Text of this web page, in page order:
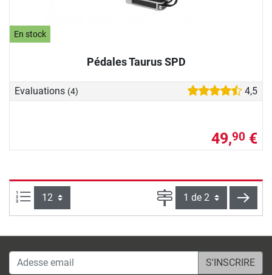
En stock
Pédales Taurus SPD
Evaluations (4) 4,5
49,90 €
Articles par page : Page
Adesse email